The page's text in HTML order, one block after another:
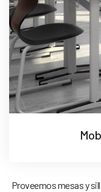
Proveemos mesas y